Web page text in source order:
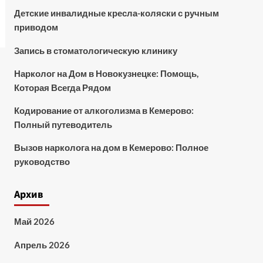
Детские инвалидные кресла-коляски с ручным
приводом
Запись в стоматологическую клинику
Нарколог на Дом в Новокузнецке: Помощь,
Которая Всегда Рядом
Кодирование от алкоголизма в Кемерово:
Полный путеводитель
Вызов нарколога на дом в Кемерово: Полное
руководство
Архив
Май 2026
Апрель 2026